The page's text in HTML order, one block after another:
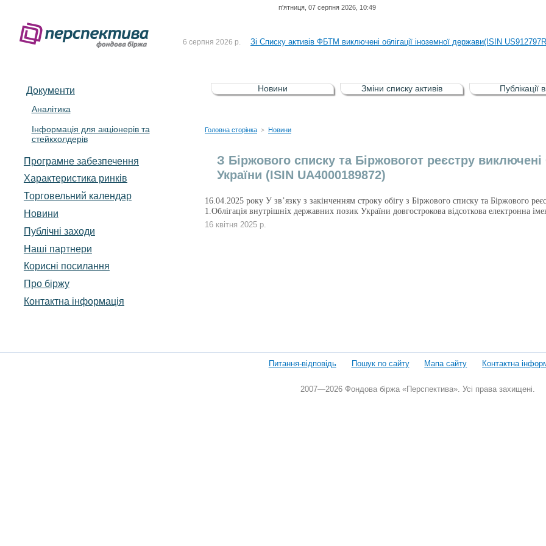
п'ятниця, 07 серпня 2026, 10:49
До Списку активів регульованого фондового ринку (РФР) включена
6 серпня 2026 р. Зі Списку активів ФБТМ виключені облігації іноземної держави(ISIN
5 серпня 2026 р. Зі списку активів РФР виключені Облігація внутрішніх державних позик
4 серпня 2026 р. До Списку активів регульованого фондового ринку (РФР) включена
Документи
Аналітика
Інформація для акціонерів та
стейкхолдерів
Програмне забезпечення
Характеристика pинків
Торговельний календар
Новини
Публічні заходи
Наші партнери
Корисні посилання
Про біржу
Контактна інформація
Новини Зміни списку активів Публікації
Головна сторінка > Новини
З Біржового списку та Біржовогот реєстру
України (ISIN UA4000189872)
16.04.2025 року У зв’язку з закінченням строку обігу з Біржового списку та Біржового
1.Облігація внутрішніх державних позик України довгострокова відсоткова
16 квітня 2025 р.
Питання-відповідь Пошук по сайту Мапа сайту Контактна
2007—2026 Фондова біржа «Перспектива». Усі права захищені.